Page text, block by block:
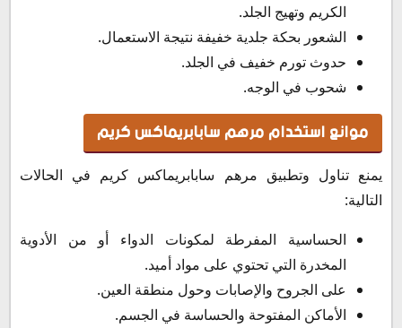
الكريم وتهيج الجلد.
الشعور بحكة جلدية خفيفة نتيجة الاستعمال.
حدوث تورم خفيف في الجلد.
شحوب في الوجه.
موانع استخدام مرهم سابابريماكس كريم
يمنع تناول وتطبيق مرهم سابابريماكس كريم في الحالات
التالية:
الحساسية المفرطة لمكونات الدواء أو من الأدوية
المخدرة التي تحتوي على مواد أميد.
على الجروح والإصابات وحول منطقة العين.
الأماكن المفتوحة والحساسة في الجسم.